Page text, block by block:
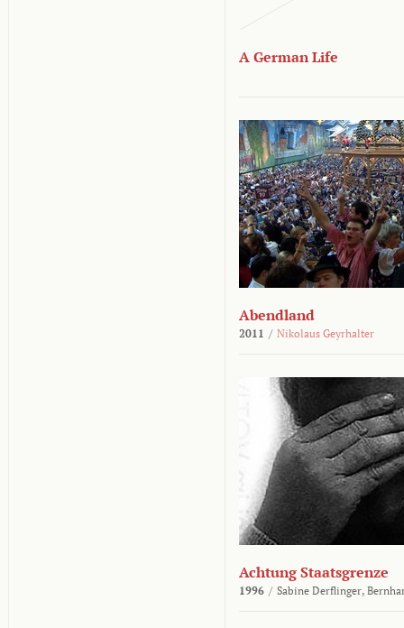
A German Life
Abendland
2011 / Nikolaus Geyrhalter
Achtung Staatsgrenze
1996 / Sabine Derflinger,